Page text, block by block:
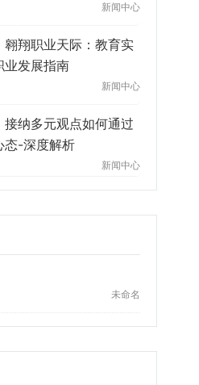
新闻中心
翱翔职业天际：教育实
业发展指南
新闻中心
纳多元观点如何通过
态-深度解析
新闻中心
未命名